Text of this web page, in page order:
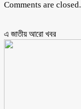
Comments are closed.
এ জাতীয় আরো ‍খবর